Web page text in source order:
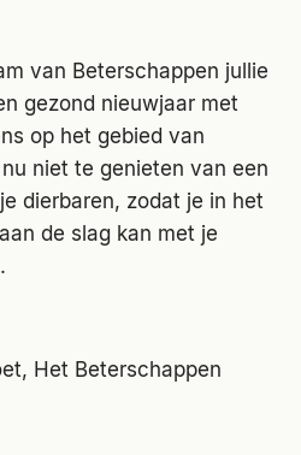
van Beterschappen jullie
gezond nieuwjaar met
op het gebied van
niet te genieten van een
dierbaren, zodat je in het
de slag kan met je
Het Beterschappen